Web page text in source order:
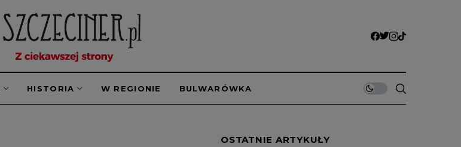
HISTORIA W REGIONIE BULWARÓWKA
OSTATNIE ARTYKUŁY